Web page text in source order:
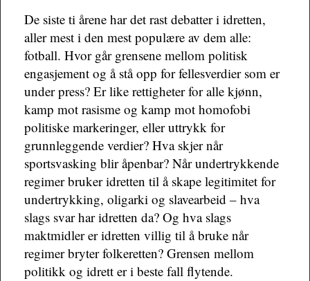
De siste ti årene har det rast debatter i idretten,
aller mest i den mest populære av dem alle:
fotball. Hvor går grensene mellom politisk
engasjement og å stå opp for fellesverdier som er
under press? Er like rettigheter for alle kjønn,
kamp mot rasisme og kamp mot homofobi
politiske markeringer, eller uttrykk for
grunnleggende verdier? Hva skjer når
sportsvasking blir åpenbar? Når undertrykkende
regimer bruker idretten til å skape legitimitet for
undertrykking, oligarki og slavearbeid – hva
slags svar har idretten da? Og hva slags
maktmidler er idretten villig til å bruke når
regimer bryter folkeretten? Grensen mellom
politikk og idrett er i beste fall flytende.